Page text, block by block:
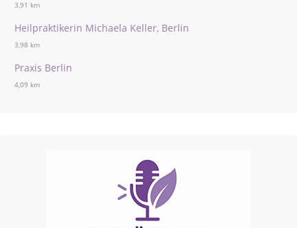
3,91 km
Heilpraktikerin Michaela Keller, Berlin
3,98 km
Praxis Berlin
4,09 km